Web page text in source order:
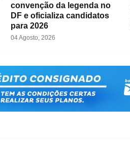
convenção da legenda no
DF e oficializa candidatos
para 2026
04 Agosto, 2026